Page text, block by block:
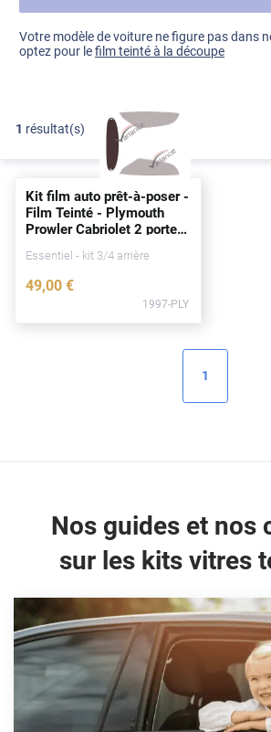
Ford
Hyundai
Land Rover
Mini
Skoda
Tesla
Toyota
Volkswagen
Voir tout
Votre modèle de voiture ne figure pas dans
optez pour lefilm teinté à la découpe
1 résultat(s)
Kit film auto prêt-à-poser -
Film Teinté - Plymouth
Prowler Cabriolet 2portes
Essentiel - kit 3/4 arrière
49,00 €
1997-PLY
1
Nos guides et nos
sur les kits vitres